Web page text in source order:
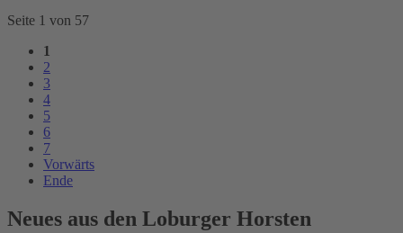
Seite 1 von 57
1
2
3
4
5
6
7
Vorwärts
Ende
Neues aus den Loburger Horsten